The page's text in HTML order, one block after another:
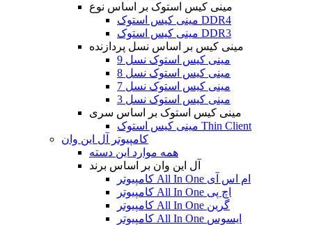
مینی کیس استوک بر اساس نوع
مینی کیس استوک DDR4
مینی کیس استوک DDR3
مینی کیس بر اساس نسل پردازنده
مینی کیس استوک نسل 9
مینی کیس استوک نسل 8
مینی کیس استوک نسل 7
مینی کیس استوک نسل 3
مینی کیس استوک بر اساس سری
مینی کیس استوک Thin Client
کامپیوتر آل این وان
همه موارد این دسته
آل این وان بر اساس برند
کامپیوتر All In One ام اس آی
کامپیوتر All In One اچ پی
کامپیوتر All In One گرین
کامپیوتر All In One ایسوس